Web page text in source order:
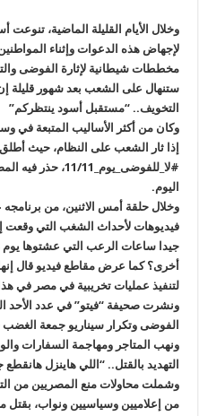
وخلال الأيام القليلة الماضية،
لإجهاض هذه الدعوات وإثناء
مخططات شيطانية لإثارة الفوضى
ستنهال على الشعب بعد شهور قليلة
التخويف.. “مستقبل أسود ينتظركم”
وكان من أكثر الأساليب المتبعة في
إذا ثار الشعب على النظام، حيث
#
اليوم.
وخلال حلقة أمس الاثنين، من
أخرى؟ كما عرض مقاطع فيديو قال
لتنفيذ عمليات تخريبية في مصر في
ونشرت صحيفة “فيتو” في عدد الأحد
ونهب المتاجر ومهاجمة السفارات
التهديد بالقتل.. “اللي هاينزل
من إعلاميين وسياسيين ونواب، بقتل